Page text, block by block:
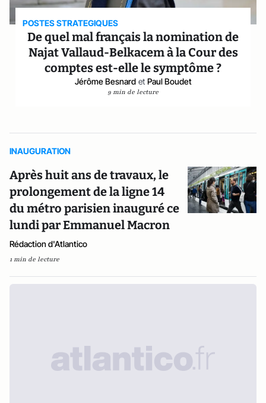
POSTES STRATEGIQUES
De quel mal français la nomination de
Najat Vallaud-Belkacem à la Cour des
comptes est-elle le symptôme ?
Jérôme Besnard et Paul Boudet
9 min de lecture
INAUGURATION
Après huit ans de travaux, le
prolongement de la ligne 14
du métro parisien inauguré ce
lundi par Emmanuel Macron
Rédaction d'Atlantico
1 min de lecture